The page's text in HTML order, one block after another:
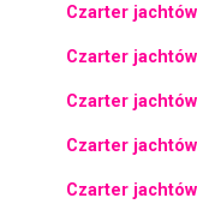
Czarter
Czarter
Czarter
Czarter
Czarter